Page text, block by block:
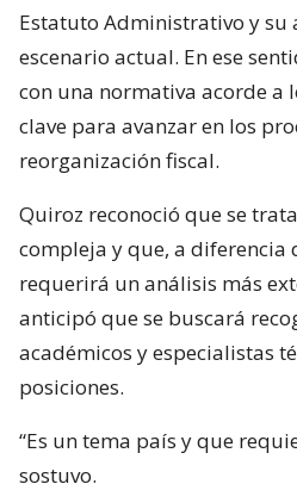
Estatuto Administrativo y su
escenario actual. En ese
con una normativa acorde a
clave para avanzar en los
reorganización fiscal.
Quiroz reconoció que se
compleja y que, a diferencia
requerirá un análisis más
anticipó que se buscará
académicos y especialistas
posiciones.
“Es un tema país y que
sostuvo.